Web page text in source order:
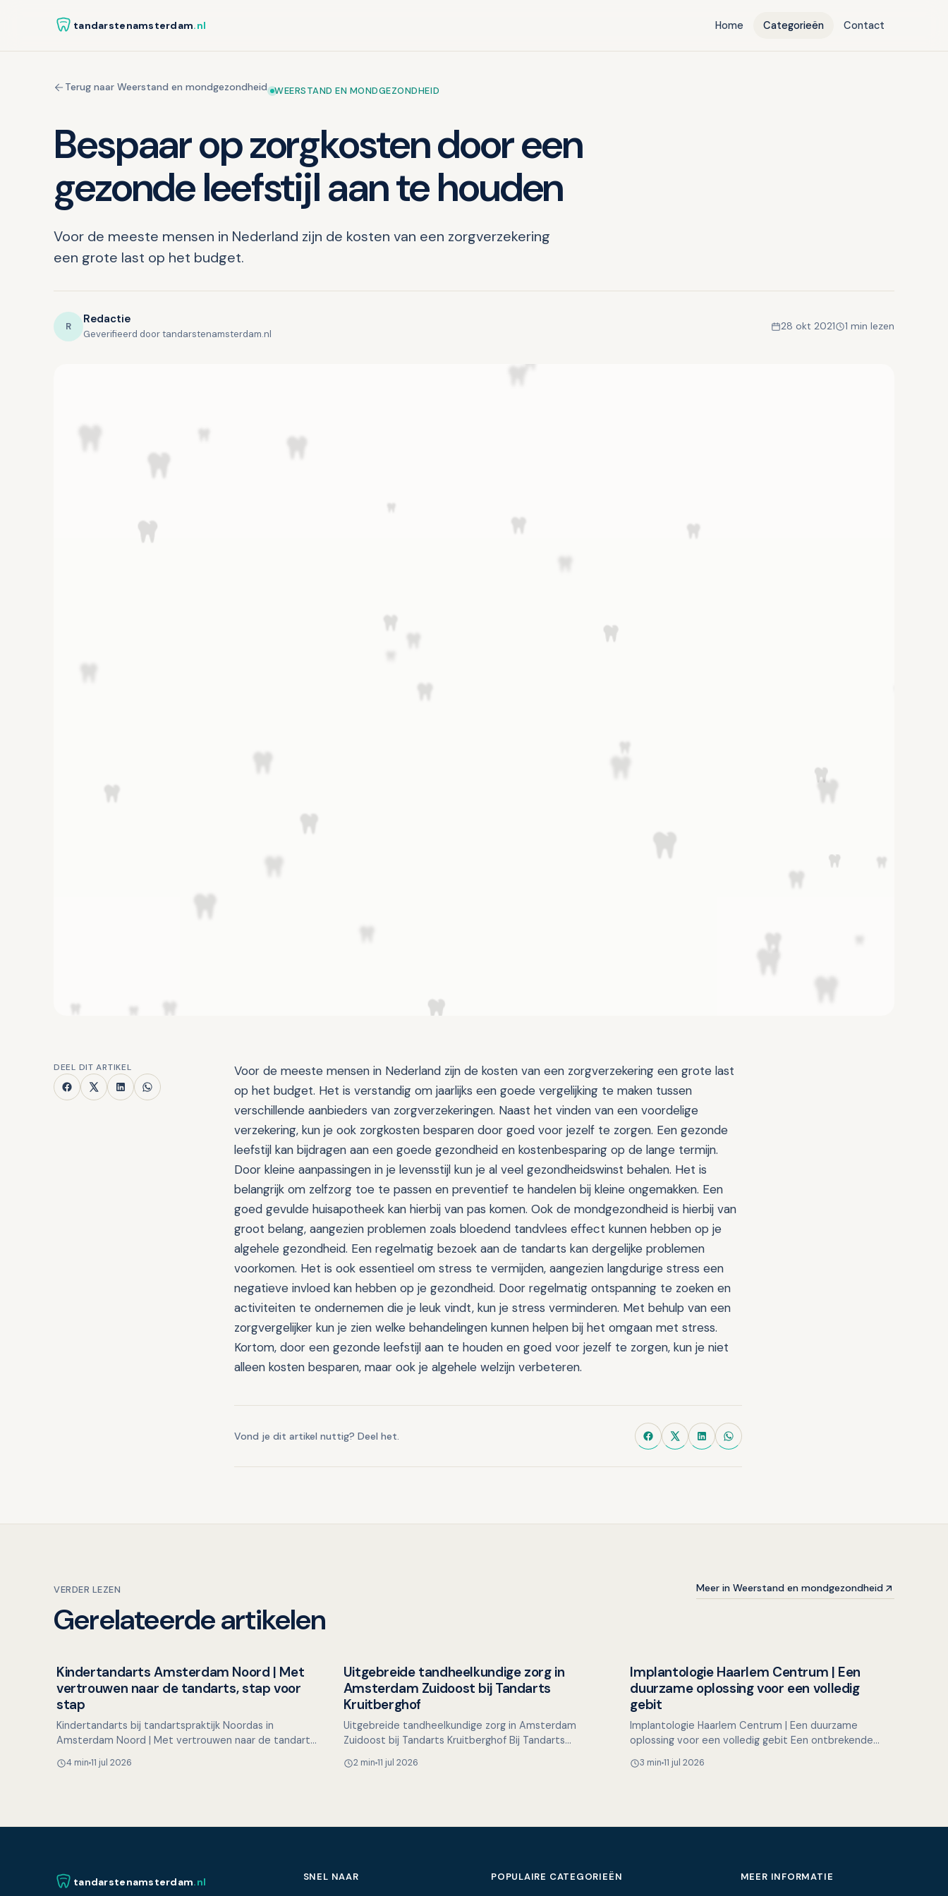
tandarstenamsterdam.nl Home Categorieën Contact
Terug naar Weerstand en mondgezondheid WEERSTAND EN MONDGEZONDHEID
Bespaar op zorgkosten door een
gezonde leefstijl aan te houden
Voor de meeste mensen in Nederland zijn de kosten van een zorgverzekering
een grote last op het budget.
R Redactie
Geverifieerd door tandarstenamsterdam.nl
28 okt 2021 1 min lezen
DEEL DIT ARTIKEL
Voor de meeste mensen in Nederland zijn de kosten van een zorgverzekering een grote last
op het budget. Het is verstandig om jaarlijks een goede vergelijking te maken tussen
verschillende aanbieders van zorgverzekeringen. Naast het vinden van een voordelige
verzekering, kun je ook zorgkosten besparen door goed voor jezelf te zorgen. Een gezonde
leefstijl kan bijdragen aan een goede gezondheid en kostenbesparing op de lange termijn.
Door kleine aanpassingen in je levensstijl kun je al veel gezondheidswinst behalen. Het is
belangrijk om zelfzorg toe te passen en preventief te handelen bij kleine ongemakken. Een
goed gevulde huisapotheek kan hierbij van pas komen. Ook de mondgezondheid is hierbij van
groot belang, aangezien problemen zoals bloedend tandvlees effect kunnen hebben op je
algehele gezondheid. Een regelmatig bezoek aan de tandarts kan dergelijke problemen
voorkomen. Het is ook essentieel om stress te vermijden, aangezien langdurige stress een
negatieve invloed kan hebben op je gezondheid. Door regelmatig ontspanning te zoeken en
activiteiten te ondernemen die je leuk vindt, kun je stress verminderen. Met behulp van een
zorgvergelijker kun je zien welke behandelingen kunnen helpen bij het omgaan met stress.
Kortom, door een gezonde leefstijl aan te houden en goed voor jezelf te zorgen, kun je niet
alleen kosten besparen, maar ook je algehele welzijn verbeteren.
Vond je dit artikel nuttig? Deel het.
VERDER LEZEN
Gerelateerde artikelen
Meer in Weerstand en mondgezondheid
Overig nieuws
Kindertandarts Amsterdam Noord | Met
vertrouwen naar de tandarts, stap voor
stap
Kindertandarts bij tandartspraktijk Noordas in
Amsterdam Noord | Met vertrouwen naar de tandarts,
de tandart…
4 min 11 jul 2026
Overig nieuws
Uitgebreide tandheelkundige zorg in
Amsterdam Zuidoost bij Tandarts
Kruitberghof
Uitgebreide tandheelkundige zorg in Amsterdam
Zuidoost bij Tandarts Kruitberghof Bij Tandarts
het bieden van …
2 min 11 jul 2026
Overig nieuws
Implantologie Haarlem Centrum | Een
duurzame oplossing voor een volledig
gebit
Implantologie Haarlem Centrum | Een duurzame
oplossing voor een volledig gebit Een ontbrekende
Het kan invloed …
3 min11 jul 2026
tandarstenamsterdam.nl SNEL NAAR POPULAIRE CATEGORIEËN MEER INFORMATIE